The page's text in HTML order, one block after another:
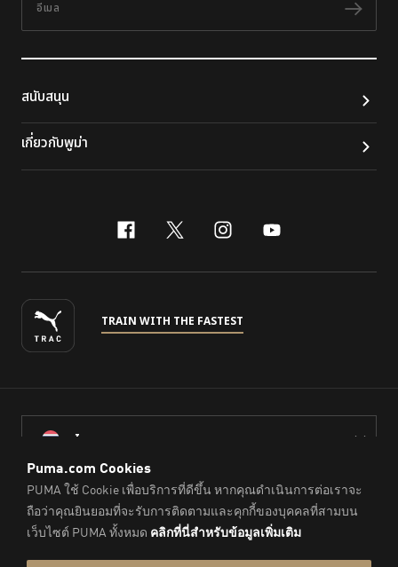
ติดต
สนับสนุน
เกี่ยวกับพูม่า
facebook
x-twitter
instagram
youtube
TRAIN WITH THE FASTEST
ไทย
© PUMA Sports (Thailand) Co., Ltd.,2026. All Rights Reserved.
Company Reg. No. 0105564148338